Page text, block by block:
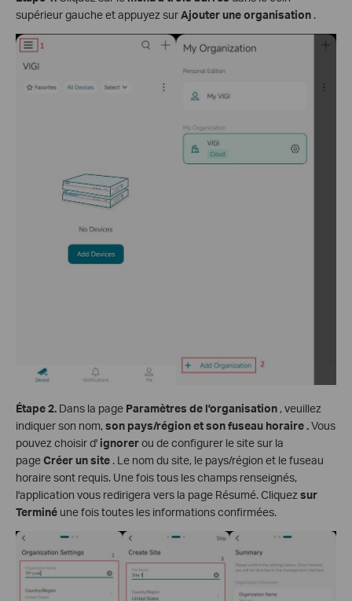
supérieur gauche et appuyez surAjouter une organisation .
Étape2. Dans la page Paramètres de l'organisation , veuillez
indiquer son nom,son pays/région et son fuseau horaire.Vous
pouvez choisir d' ignorerou de configurer le site sur la
pageCréer un site . Le nom du site, le pays/région et le fuseau
horaire sont requis. Une fois tous les champs renseignés,
l'application vous redirigera vers la page Résumé. Cliquez sur
Terminé une fois toutes les informations confirmées.